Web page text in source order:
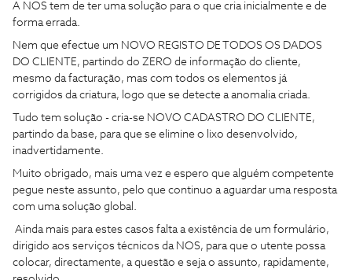
A NOS tem de ter uma solução para o que cria inicialmente e de
forma errada.
Nem que efectue um NOVO REGISTO DE TODOS OS DADOS
DO CLIENTE, partindo do ZERO de informação do cliente,
mesmo da facturação, mas com todos os elementos já
corrigidos da criatura, logo que se detecte a anomalia criada.
Tudo tem solução - cria-se NOVO CADASTRO DO CLIENTE,
partindo da base, para que se elimine o lixo desenvolvido,
inadvertidamente.
Muito obrigado, mais uma vez e espero que alguém competente
pegue neste assunto, pelo que continuo a aguardar uma resposta
com uma solução global.
Ainda mais para estes casos falta a existência de um formulário,
dirigido aos serviços técnicos da NOS, para que o utente possa
colocar, directamente, a questão e seja o assunto, rapidamente,